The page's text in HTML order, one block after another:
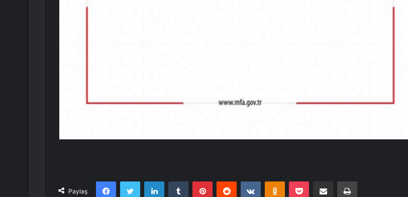
Paylaş
FacebookTwitter LinkedInTumblr PinterestReddit VKontakteOdnoklassniki
Pocket E-Posta ile paylaş Yazdır